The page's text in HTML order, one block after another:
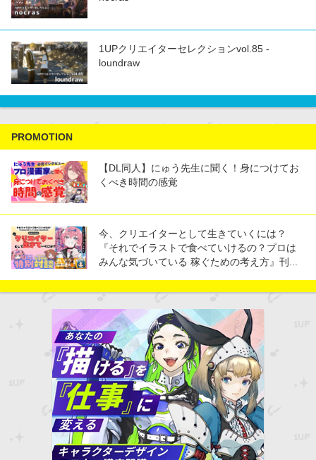
1UPクリエイターセレクションvol.85 -
loundraw
PROMOTION
【DL同人】にゅう先生に聞く！身につけてお
くべき時間の感覚
今、クリエイターとして生きていくには？
『それでイラストで食べていけるの？プロは
みんな気づいている 稼ぐための考え方』刊...